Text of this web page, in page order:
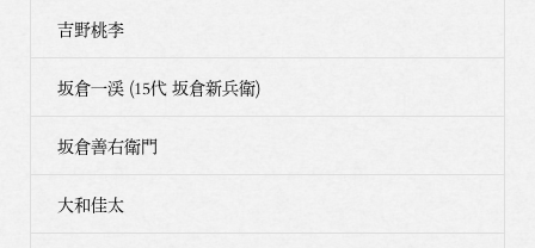
吉野桃李
坂倉一渓 (15代 坂倉新兵衛)
坂倉善右衛門
大和佳太